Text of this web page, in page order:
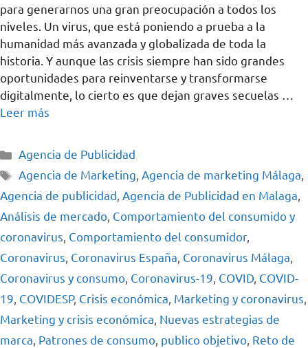
para generarnos una gran preocupación a todos los
niveles. Un virus, que está poniendo a prueba a la
humanidad más avanzada y globalizada de toda la
historia. Y aunque las crisis siempre han sido grandes
oportunidades para reinventarse y transformarse
digitalmente, lo cierto es que dejan graves secuelas …
Leer más
Agencia de Publicidad
Agencia de Marketing,Agencia de marketing Málaga,
Agencia de publicidad, Agencia de Publicidad en Malaga,
Análisis de mercado, Comportamiento del consumido y
coronavirus, Comportamiento del consumidor,
Coronavirus, Coronavirus España, Coronavirus Málaga,
Coronavirus y consumo, Coronavirus-19, COVID, COVID-
19, COVIDESP, Crisis económica, Marketing y coronavirus,
Marketing y crisis económica, Nuevas estrategias de
marca, Patrones de consumo, publico objetivo, Reto de